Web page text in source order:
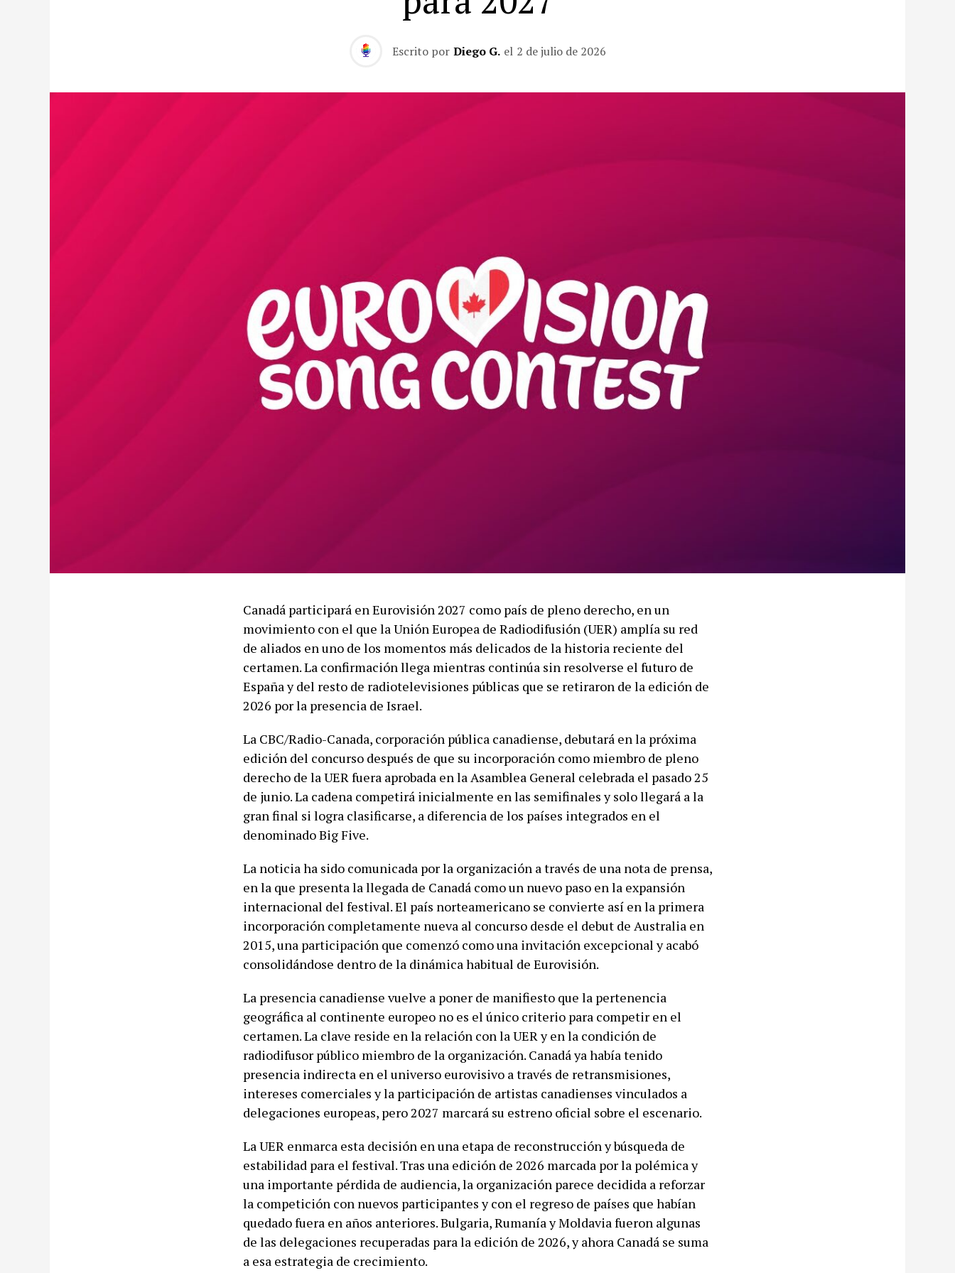
Escrito por Diego G. el 2 de julio de 2026
Canadá participará en Eurovisión 2027 como país de pleno derecho, en un
movimiento con el que la Unión Europea de Radiodifusión (UER) amplía su red
de aliados en uno de los momentos más delicados de la historia reciente del
certamen. La confirmación llega mientras continúa sin resolverse el futuro de
España y del resto de radiotelevisiones públicas que se retiraron de la edición de
2026 por la presencia de Israel.
La CBC/Radio-Canada, corporación pública canadiense, debutará en la próxima
edición del concurso después de que su incorporación como miembro de pleno
derecho de la UER fuera aprobada en la Asamblea General celebrada el pasado 25
de junio. La cadena competirá inicialmente en las semifinales y solo llegará a la
gran final si logra clasificarse, a diferencia de los países integrados en el
denominado Big Five.
La noticia ha sido comunicada por la organización a través de una nota de prensa,
en la que presenta la llegada de Canadá como un nuevo paso en la expansión
internacional del festival. El país norteamericano se convierte así en la primera
incorporación completamente nueva al concurso desde el debut de Australia en
2015, una participación que comenzó como una invitación excepcional y acabó
consolidándose dentro de la dinámica habitual de Eurovisión.
La presencia canadiense vuelve a poner de manifiesto que la pertenencia
geográfica al continente europeo no es el único criterio para competir en el
certamen. La clave reside en la relación con la UER y en la condición de
radiodifusor público miembro de la organización. Canadá ya había tenido
presencia indirecta en el universo eurovisivo a través de retransmisiones,
intereses comerciales y la participación de artistas canadienses vinculados a
delegaciones europeas, pero 2027 marcará su estreno oficial sobre el escenario.
La UER enmarca esta decisión en una etapa de reconstrucción y búsqueda de
estabilidad para el festival. Tras una edición de 2026 marcada por la polémica y
una importante pérdida de audiencia, la organización parece decidida a reforzar
la competición con nuevos participantes y con el regreso de países que habían
quedado fuera en años anteriores. Bulgaria, Rumanía y Moldavia fueron algunas
de las delegaciones recuperadas para la edición de 2026, y ahora Canadá se suma
a esa estrategia de crecimiento.